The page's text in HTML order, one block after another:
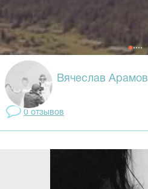
Вячеслав Арамов
0 отзывов